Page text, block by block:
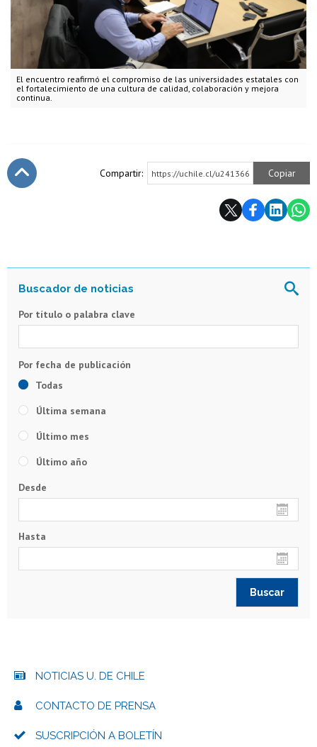
El encuentro reafirmó el compromiso de las universidades estatales con
el fortalecimiento de una cultura de calidad, colaboración y mejora
continua.
Compartir: https://uchile.cl/u241366 Copiar
Por título o palabra clave
Todas
Última semana
Último mes
Último año
Desde
Hasta
NOTICIAS U. DE CHILE
CONTACTO DE PRENSA
SUSCRIPCIÓN A BOLETÍN